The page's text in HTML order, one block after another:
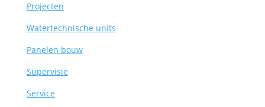
Projecten
Watertechnische units
Panelen bouw
Supervisie
Service